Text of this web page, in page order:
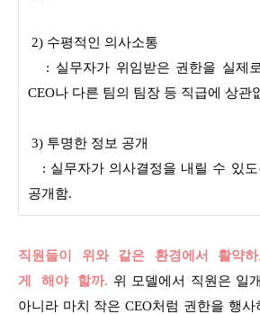
2) 수평적인 의사소통
: 실무자가 위임받은 권한을 실제
CEO나 다른 팀의 팀장 등 직급에 상관
3) 투명한 정보 공개
: 실무자가 의사결정을 내릴 수 있도
공개함.
직원들이 위와 같은 환경에서 활약
게 해야 할까. 위 모델에서 직원은 일
아니라 마치 작은 CEO처럼 권한을 행